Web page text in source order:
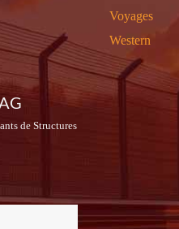
de Structures
Voyages
Western